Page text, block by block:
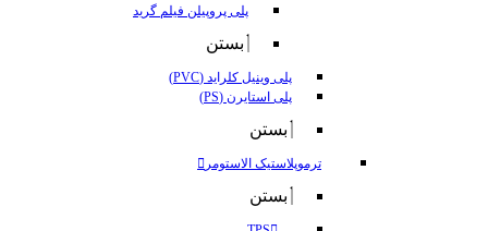
پلی پروپیلن فیلم گرید
بستن
پلی وینیل کلراید (PVC)
پلی استایرن (PS)
بستن
ترموپلاستیک الاستومر
بستن